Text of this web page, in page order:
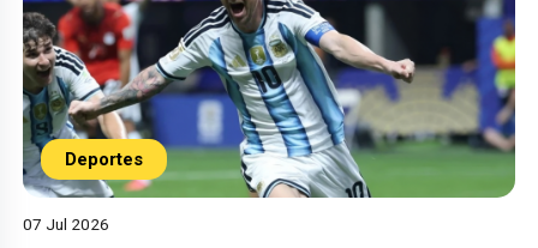
Deportes
07 Jul 2026